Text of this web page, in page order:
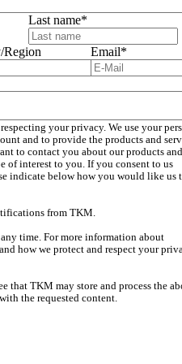
Last name*
Region Email*
your privacy. We use your
and to provide the products and
to contact you about our products and
of interest to you. If you consent to us
indicate below how you would like us
from TKM.
time. For more information about
how we protect and respect your
that TKM may store and process the
the requested content.